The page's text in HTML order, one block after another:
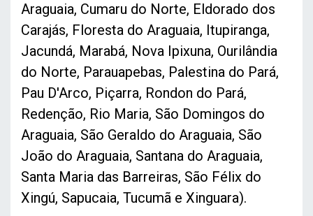
Araguaia, Cumaru do Norte, Eldorado dos
Carajás, Floresta do Araguaia, Itupiranga,
Jacundá, Marabá, Nova Ipixuna, Ourilândia
do Norte, Parauapebas, Palestina do Pará,
Pau D'Arco, Piçarra, Rondon do Pará,
Redenção, Rio Maria, São Domingos do
Araguaia, São Geraldo do Araguaia, São
João do Araguaia, Santana do Araguaia,
Santa Maria das Barreiras, São Félix do
Xingú, Sapucaia, Tucumã e Xinguara).